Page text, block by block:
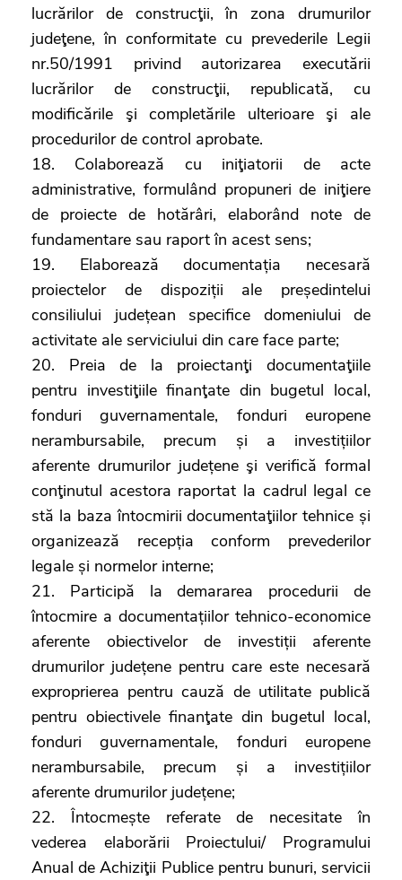
lucrărilor de construcţii, în zona drumurilor
judeţene, în conformitate cu prevederile Legii
nr.50/1991 privind autorizarea executării
lucrărilor de construcţii, republicată, cu
modificările şi completările ulterioare şi ale
procedurilor de control aprobate.
18. Colaborează cu iniţiatorii de acte
administrative, formulând propuneri de iniţiere
de proiecte de hotărâri, elaborând note de
fundamentare sau raport în acest sens;
19. Elaborează documentația necesară
proiectelor de dispoziții ale președintelui
consiliului județean specifice domeniului de
activitate ale serviciului din care face parte;
20. Preia de la proiectanţi documentaţiile
pentru investiţiile finanţate din bugetul local,
fonduri guvernamentale, fonduri europene
nerambursabile, precum și a investițiilor
aferente drumurilor județene şi verifică formal
conţinutul acestora raportat la cadrul legal ce
stă la baza întocmirii documentaţiilor tehnice și
organizează recepția conform prevederilor
legale și normelor interne;
21. Participă la demararea procedurii de
întocmire a documentațiilor tehnico-economice
aferente obiectivelor de investiții aferente
drumurilor județene pentru care este necesară
exproprierea pentru cauză de utilitate publică
pentru obiectivele finanţate din bugetul local,
fonduri guvernamentale, fonduri europene
nerambursabile, precum și a investițiilor
aferente drumurilor județene;
22. Întocmește referate de necesitate în
vederea elaborării Proiectului/ Programului
Anual de Achiziţii Publice pentru bunuri, servicii